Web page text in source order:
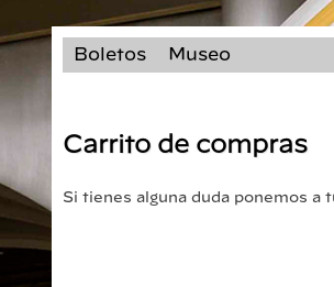
Boletos Museo
Carrito de compras
Si tienes alguna duda ponemos a